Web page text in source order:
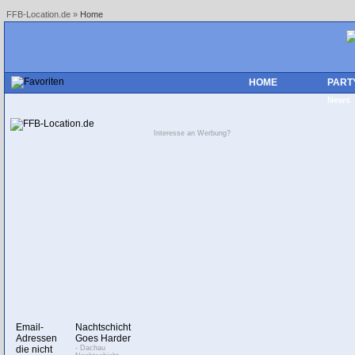
FFB-Location.de » Home
HOME
News
Interesse an Werbung?
Email-
Adressen
die nicht
Nachtschicht
Goes Harder
- Dachau